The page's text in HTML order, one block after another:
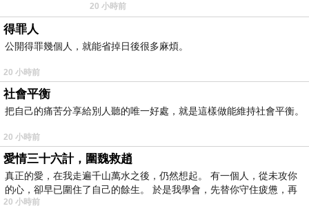
20 小時前
得罪人
公開得罪幾個人，就能省掉日後很多麻煩。
20 小時前
社會平衡
把自己的痛苦分享給別人聽的唯一好處，就是這樣做能維持社會平衡。
20 小時前
愛情三十六計，圍魏救趙
真正的愛，在我走遍千山萬水之後，仍然想起。 有一個人，從未攻你
的心，卻早已圍住了自己的餘生。 於是我學會，先替你守住疲憊，再
20 小時前